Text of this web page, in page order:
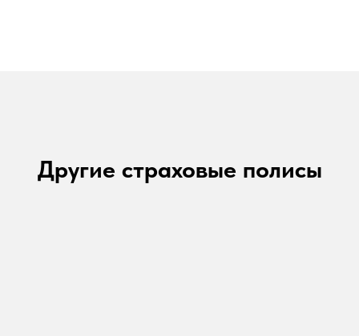
Другие страховые полисы